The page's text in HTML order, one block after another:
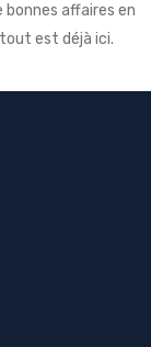
bonnes affaires en
est déjà ici.